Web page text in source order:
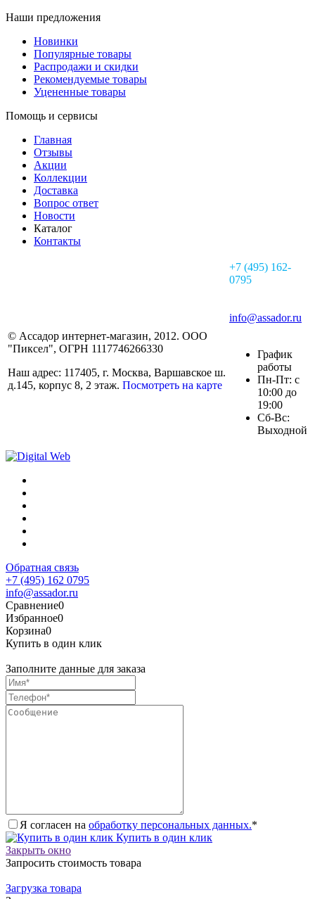
Наши предложения
Новинки
Популярные товары
Распродажи и скидки
Рекомендуемые товары
Уцененные товары
Помощь и сервисы
Главная
Отзывы
Акции
Коллекции
Доставка
Вопрос ответ
Новости
Каталог
Контакты
© Ассадор интернет-магазин, 2012. ООО
"Пиксел", ОГРН 1117746266330
Наш адрес: 117405, г. Москва, Варшавское ш.
д.145, корпус 8, 2 этаж. Посмотреть на карте
+7 (495) 162-
0795
info@assador.ru
График
работы
Пн-Пт: с
10:00 до
19:00
Сб-Вс:
Выходной
Обратная связь
+7 (495) 162 0795
info@assador.ru
Сравнение0
Избранное0
Корзина0
Купить в один клик
Заполните данные для заказа
Я согласен на обработку персональных данных.*
Купить в один клик
Закрыть окно
Запросить стоимость товара
Загрузка товара